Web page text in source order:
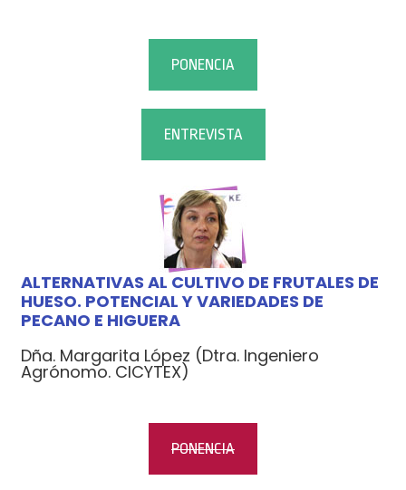
PONENCIA
ENTREVISTA
ALTERNATIVAS AL CULTIVO DE FRUTALES DE
HUESO. POTENCIAL Y VARIEDADES DE
PECANO E HIGUERA
Dña. Margarita López (Dtra. Ingeniero
Agrónomo. CICYTEX)
PONENCIA